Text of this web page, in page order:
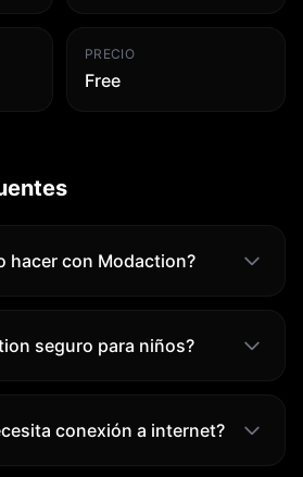
PRECIO
Free
hacer con Modaction?
seguro para niños?
conexión a internet?